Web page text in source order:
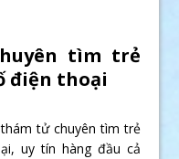
tìm trẻ
điện thoại
tử chuyên tìm trẻ
uy tín hàng đầu cả